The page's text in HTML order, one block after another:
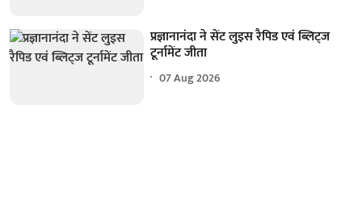
प्रज्ञानानंदा ने सेंट लुइस रैपिड एवं ब्लिट्ज
टूर्नामेंट जीता
07 Aug 2026